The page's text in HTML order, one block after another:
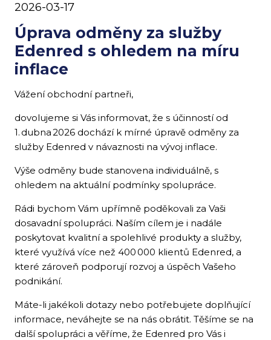
2026-03-17
Úprava odměny za služby
Edenred s ohledem na míru
inflace
Vážení obchodní partneři,
dovolujeme si Vás informovat, že s účinností od
1. dubna 2026 dochází k mírné úpravě odměny za
služby Edenred v návaznosti na vývoj inflace.
Výše odměny bude stanovena individuálně, s
ohledem na aktuální podmínky spolupráce.
Rádi bychom Vám upřímně poděkovali za Vaši
dosavadní spolupráci. Naším cílem je i nadále
poskytovat kvalitní a spolehlivé produkty a služby,
které využívá více než 400 000 klientů Edenred, a
které zároveň podporují rozvoj a úspěch Vašeho
podnikání.
Máte-li jakékoli dotazy nebo potřebujete doplňující
informace, neváhejte se na nás obrátit. Těšíme se na
další spolupráci a věříme, že Edenred pro Vás i